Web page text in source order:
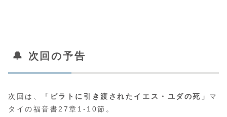
🔔 次回の予告
次回は、 「ピラトに引き渡されたイエス・ユダの死」 マ
タイの福音書27章1-10節。